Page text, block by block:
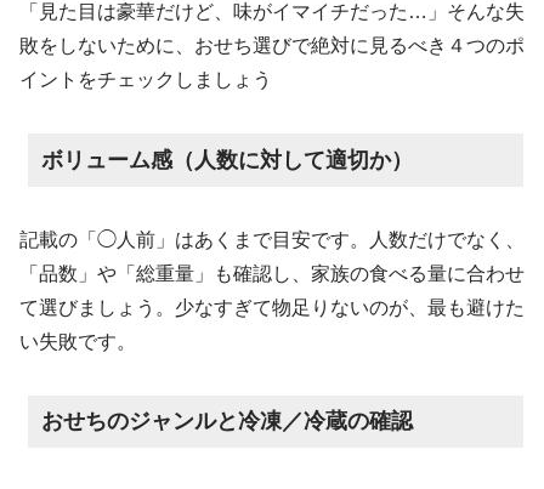
「見た目は豪華だけど、味がイマイチだった…」そんな失
敗をしないために、おせち選びで絶対に見るべき４つのポ
イントをチェックしましょう
ボリューム感（人数に対して適切か）
記載の「◯人前」はあくまで目安です。人数だけでなく、
「品数」や「総重量」も確認し、家族の食べる量に合わせ
て選びましょう。少なすぎて物足りないのが、最も避けた
い失敗です。
おせちのジャンルと冷凍／冷蔵の確認